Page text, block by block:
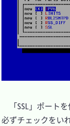
「SSL」ポート
必ずチェックをい